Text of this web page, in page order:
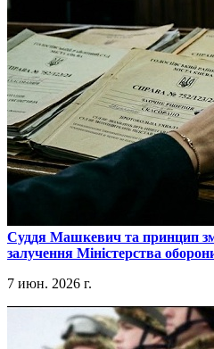
​Суддя Машкевич та принцип
залучення Міністерства
7 июн. 2026 г.